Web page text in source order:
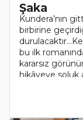
Şaka
Kundera’nın
birbirine
bu ilk
kararsız
hikâyeye soluk